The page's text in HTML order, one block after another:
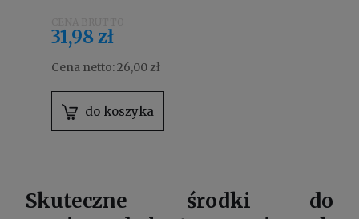
31,98 zł
Cena netto:26,00 zł
do koszyka
Skuteczne środki do